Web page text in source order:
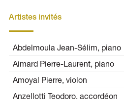
Artistes invités
Abdelmoula Jean-Sélim, piano
Aimard Pierre-Laurent, piano
Amoyal Pierre, violon
Anzellotti Teodoro, accordéon